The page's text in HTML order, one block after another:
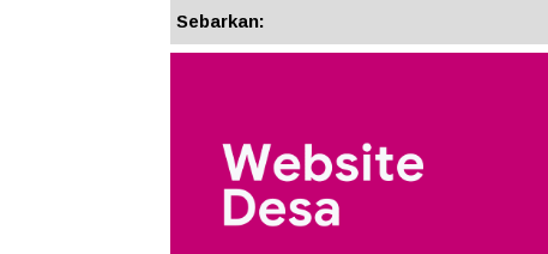
Sebarkan: